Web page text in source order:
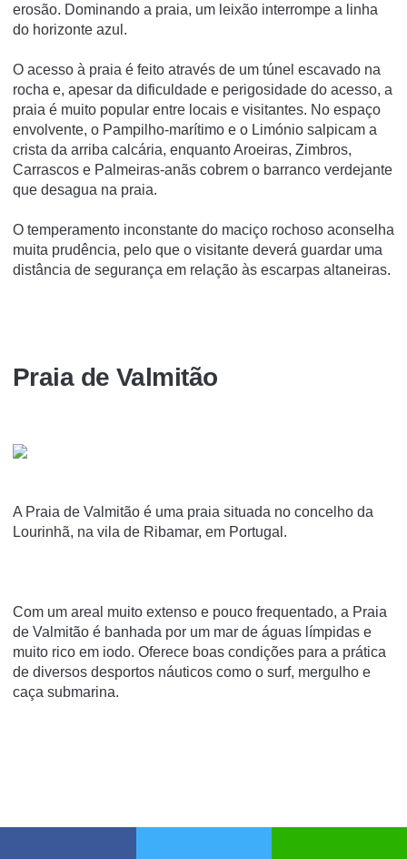
erosão. Dominando a praia, um leixão interrompe a linha
do horizonte azul.
O acesso à praia é feito através de um túnel escavado na
rocha e, apesar da dificuldade e perigosidade do acesso, a
praia é muito popular entre locais e visitantes. No espaço
envolvente, o Pampilho-marítimo e o Limónio salpicam a
crista da arriba calcária, enquanto Aroeiras, Zimbros,
Carrascos e Palmeiras-anãs cobrem o barranco verdejante
que desagua na praia.
O temperamento inconstante do maciço rochoso aconselha
muita prudência, pelo que o visitante deverá guardar uma
distância de segurança em relação às escarpas altaneiras.
Praia de Valmitão
A Praia de Valmitão é uma praia situada no concelho da
Lourinhã, na vila de Ribamar, em Portugal.
Com um areal muito extenso e pouco frequentado, a Praia
de Valmitão é banhada por um mar de águas límpidas e
muito rico em iodo. Oferece boas condições para a prática
de diversos desportos náuticos como o surf, mergulho e
caça submarina.